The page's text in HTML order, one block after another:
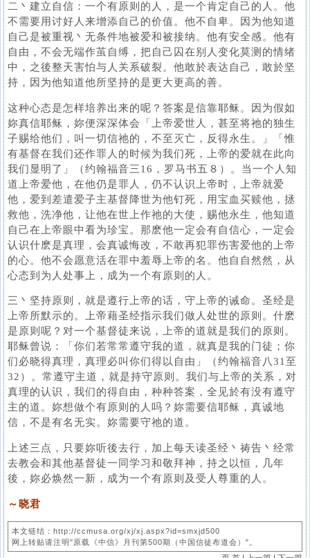
二丶建立自信：一个有原则的人，是一个肯定自己的人。他
不需要用讨好人来增添自己的价值。他不自卑。因为他知道
自己是被重视丶无条件地被爱和被接纳。他有安全感。他有
自由，不会无端作茧自缚，把自己囚在别人变化莫测的情绪
中，之後整天害怕与人关系破裂。他敢於表达自己，敢於坚
持，因为他知道他所坚持的是更大更高的善。
这种心态是怎样培养出来的呢？答案是信靠耶稣。因为假如
妳真信耶稣，妳便深深体会「上帝爱世人，甚至将祂的独生
子赐给他们，叫一切信祂的，不至灭亡，反得永生。」「惟
有基督在我们还作罪人的时候为我们死，上帝的爱就在此向
我们显明了」（约翰福音三16，罗马书五８）。当一个人知
道上帝爱他，在他仍是罪人，仍不认识上帝时，上帝就爱
他，爱到差遣爱子主基督降世为他钉死，用宝血买赎他，拯
救他，洗净他，让他在世上作祂的大使，赐他永生，他知道
自己在上帝眼中看为珍宝。那麽他一定会有自信心，一定会
认识什麽是真理，会真诚悔改，不敢再犯罪伤害爱他的上帝
的心。他不会愿意活在罪中羞辱上帝的名。他自自然然，从
心态到为人处事上，成为一个有原则的人。
三丶坚持原则，就是遵行上帝的话，守上帝的诫命。圣经是
上帝所默示的。上帝藉圣经指示我们做人处世的原则。什麽
是原则呢？对一个基督徒来说，上帝的道就是我们的原则。
耶稣曾说：「你们若常常遵守我的道，就真是我的门徒；你
们必晓得真理，真理必叫你们得以自由」（约翰福音八31至
32）。常遵守主道，就是持守原则。我们与上帝的关系，对
真理的认识，我们的得自由，种种答案，全见於有没有遵守
主的道。妳想做个有原则的人吗？妳需要信耶稣，真诚地
信，不是有名无实。妳需要守祂的道。
上述三点，只要妳听後去行，加上每天读圣经丶祷告丶经常
去教会和其他基督徒一同学习和敬拜神，持之以恒，几年
後，妳必焕然一新，成为一个有原则及受人尊重的人。
～晓君
本文链结：http://ccmusa.org/xj/xj.aspx?id=smxjd500
网上转贴请注明"原载《中信》月刊第500期（中国信徒布道会）"。